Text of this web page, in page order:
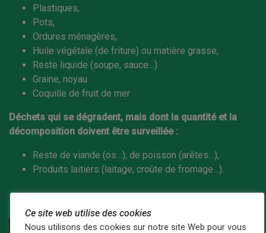
Plastiques,
Pots,
Ordures ménagères,
Huile végétale (de friture) ou matière grasse,
Reste liquide (soupe, sauce…)
Graine, noyau
Coquille de fruit de mer
Déchets qui se dégradent, mais dont la quantité et la
décomposition doivent être surveillée :
Reste de viande (os…), de poisson (arêtes…),
Produits laitiers (laitage, croûte de fromage…).
Ce site web utilise des cookies
Nous utilisons des cookies sur notre site Web pour vous